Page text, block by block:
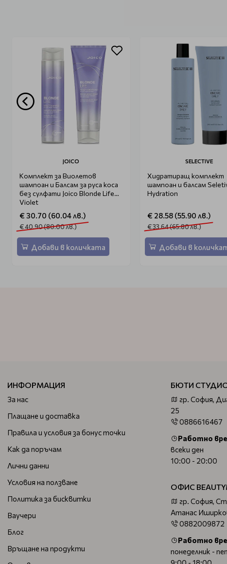
JOICO
Комплект за Виолетов
шампоан и Балсам за руса коса
без сулфати Joico Blonde Life
Violet
€ 30.70 (60.04 лв.)
€ 40.90 (80.00 лв.)
Добави в количката
SELECTIVE
Хидратиращ комплект
шампоан и балсам
Hydration
€ 28.58 (55.90 лв.)
€ 33.64 (65.80 лв.)
Добави в
ИНФОРМАЦИЯ
За нас
Плащане и доставка
Правила и условия за бонус точки
Как да поръчам
Лични данни
Условия на ползване
Политика за бисквитки
Ваучери
Блог
Връщане на продукти
БЮТИ СТУДИО
гр. София,
25
0886616467
Работно
всеки ден
10:00 - 20:00
ОФИС
гр. София,
Атанас
0882009872
Работно
понеделник -